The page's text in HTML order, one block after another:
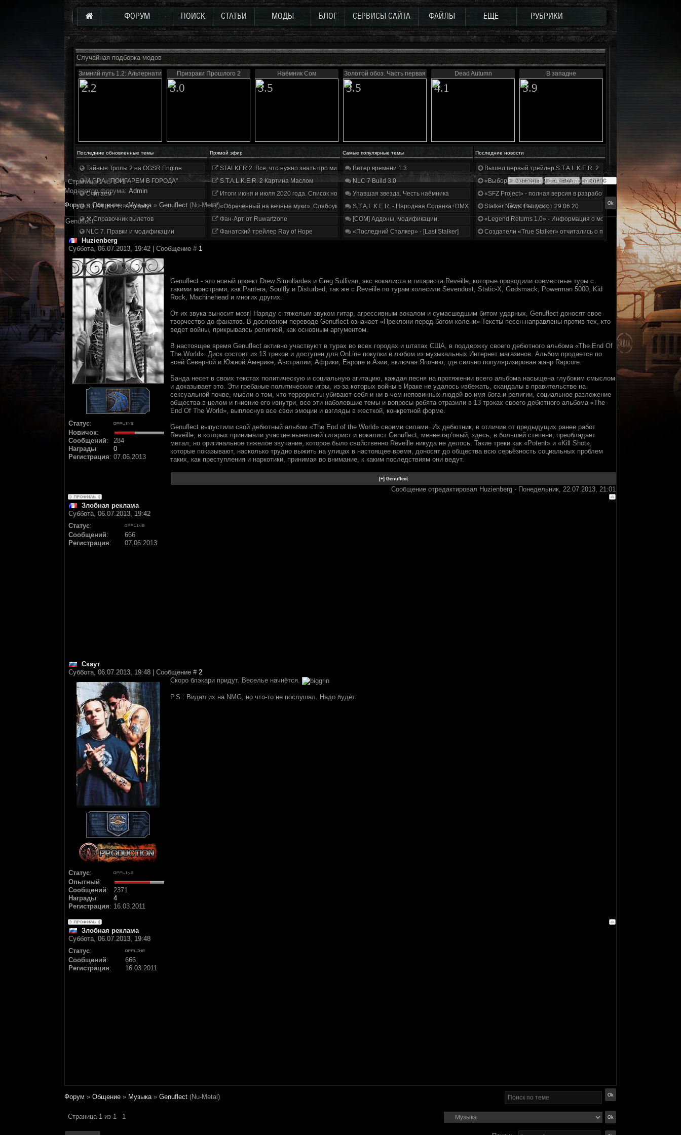
ФОРУМ ПОИСК СТАТЬИ МОДЫ БЛОГ СЕРВИСЫ САЙТА ФАЙЛЫ ЕЩЕ РУБРИКИ
Случайная подборка модов
Зимний путь 1.2: Альтернатива
2.2
Призраки Прошлого 2
3.0
Наёмник Сом
3.5
Золотой обоз. Часть первая
3.5
Dead Autumn
4.1
В западне
3.9
Последние обновленные темы Прямой эфир Самые популярные темы Последние новости
Тайные Тропы 2 на OGSR Engine
И.Г.Р.А. "ПОИГАРЕМ В ГОРОДА"
Считаем
S.T.A.L.K.E.R. Anomaly
⚒ Справочник вылетов
NLC 7. Правки и модификации
STALKER 2. Все, что нужно знать про мир, геймплей и сюжет | Разбор трейлера
S.T.A.L.K.E.R. 2 Картина Маслом
Итоги июня и июля 2020 года. Список нововведений
«Обречённый на вечные муки». Слабоумие и отвага
Фан-Арт от Ruwartzone
Фанатский трейлер Ray of Hope
Ветер времени 1.3
NLC 7 Build 3.0
Упавшая звезда. Честь наёмника
S.T.A.L.K.E.R. - Народная Солянка+DMX 1.3.5.ООП.МА.К.
[COM] Аддоны, модификации.
«Последний Сталкер» - [Last Stalker]
Вышел первый трейлер S.T.A.L.K.E.R. 2
«Выбор» - четвертый отчет о разработке!
«SFZ Project» - полная версия в разработке!
Stalker News. Выпуск от 29.06.20
«Legend Returns 1.0» - Информация о моде за июнь 2020
Создатели «True Stalker» отчитались о проделанной работе
Страница1из1
1
Модератор форума: Аdmin
Форум » Общение » Музыка » Genuflect (Nu-Metal)
Genuflect
Huzienberg
Суббота, 06.07.2013, 19:42 | Сообщение # 1
Статус:
Новичок:
Сообщений:
284
Награды:
0
Регистрация: 07.06.2013
Genuflect - это новый проект Drew Simollardes и Greg Sullivan, экс вокалиста и гитариста Reveille, которые проводили совместные туры с
такими монстрами, как Pantera, Soulfly и Disturbed, так же с Reveiile по турам колесили Sevendust, Static-X, Godsmack, Powerman 5000, Kid
Rock, Machinehead и многих других.
От их звука выносит мозг! Наряду с тяжелым звуком гитар, агрессивным вокалом и сумасшедшим битом ударных, Genuflect доносят свое
творчество до фанатов. В дословном переводе Genuflect означает «Преклони перед богом колени» Тексты песен направлены против тех, кто
ведет войны, прикрываясь религией, как основным аргументом.
В настоящее время Genuflect активно участвуют в турах во всех городах и штатах США, в поддержку своего дебютного альбома «The End Of
The World». Диск состоит из 13 треков и доступен для OnLine покупки в любом из музыкальных Интернет магазинов. Альбом продается по
всей Северной и Южной Америке, Австралии, Африки, Европе и Азии, включая Японию, где сильно популяризирован жанр Rapcore.
Банда несет в своих текстах политическую и социальную агитацию, каждая песня на протяжении всего альбома насыщена глубоким смыслом
и доказывает это. Эти гребаные политические игры, из-за которых войны в Ираке не удалось избежать, скандалы в правительстве на
сексуальной почве, мысли о том, что террористы убивают себя и ни в чем неповинных людей во имя бога и религии, социальное разложение
общества в целом и гниение его изнутри, все эти наболевшие темы и вопросы ребята отразили в 13 трэках своего дебютного альбома «The
End Of The World», выплеснув все свои эмоции и взгляды в жесткой, конкретной форме.
Genuflect выпустили свой дебютный альбом «The End of the World» своими силами. Их дебютник, в отличие от предыдущих ранее работ
Reveille, в которых принимали участие нынешний гитарист и вокалист Genuflect, менее rap’овый, здесь, в большей степени, преобладает
метал, но оригинальное тяжелое звучание, которое было свойственно Reveille никуда не делось. Такие треки как «Potent» и «Kill Shot»,
которые показывают, насколько трудно выжить на улицах в настоящее время, доносят до общества всю серьёзность социальных проблем
таких, как преступления и наркотики, принимая во внимание, к каким последствиям они ведут.
Сообщение отредактировал Huzienberg - Понедельник, 22.07.2013, 21:01
Злобная реклама
Суббота, 06.07.2013, 19:42
Статус:
Сообщений:
666
Регистрация: 07.06.2013
Скаут
Суббота, 06.07.2013, 19:48 | Сообщение # 2
Статус:
Опытный:
Сообщений:
2371
Награды:
4
Регистрация: 16.03.2011
Скоро блэкари придут. Веселье начнётся.
P.S.: Видал их на NMG, но что-то не послушал. Надо будет.
Злобная реклама
Суббота, 06.07.2013, 19:48
Статус:
Сообщений:
666
Регистрация: 16.03.2011
Форум » Общение » Музыка » Genuflect (Nu-Metal)
Страница 1 из 1 1